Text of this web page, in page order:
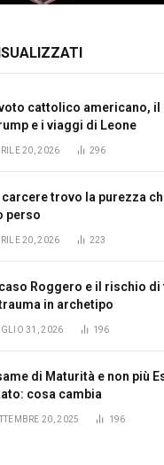
voto cattolico americano,
e i viaggi di Leone
20, 2026 296
carcere trovo la purezza
perso
20, 2026 223
caso Roggero e il rischio
in archetipo
31, 2026 196
di Maturità e non più
cosa cambia
20, 2025 196